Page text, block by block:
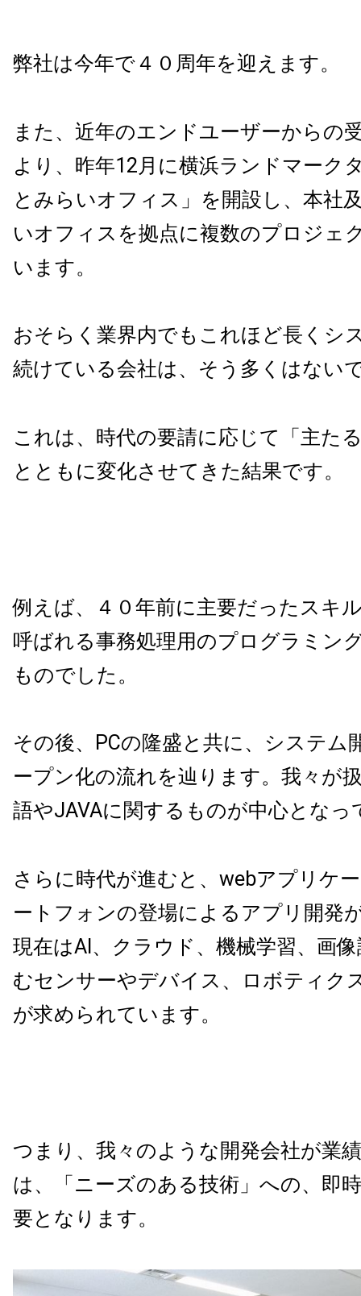
弊社は今年で４０周年を迎えます。
また、近年のエンドユーザーからの
より、昨年12月に横浜ランドマーク
とみらいオフィス」を開設し、本社
いオフィスを拠点に複数のプロジェ
います。
おそらく業界内でもこれほど長くシ
続けている会社は、そう多くはない
これは、時代の要請に応じて「主た
とともに変化させてきた結果です。
例えば、４０年前に主要だったスキ
呼ばれる事務処理用のプログラミン
ものでした。
その後、PCの隆盛と共に、システム
ープン化の流れを辿ります。我々が
語やJAVAに関するものが中心となっ
さらに時代が進むと、webアプリケ
ートフォンの登場によるアプリ開発
現在はAI、クラウド、機械学習、画
むセンサーやデバイス、ロボティク
が求められています。
つまり、我々のような開発会社が業
は、「ニーズのある技術」への、即
要となります。